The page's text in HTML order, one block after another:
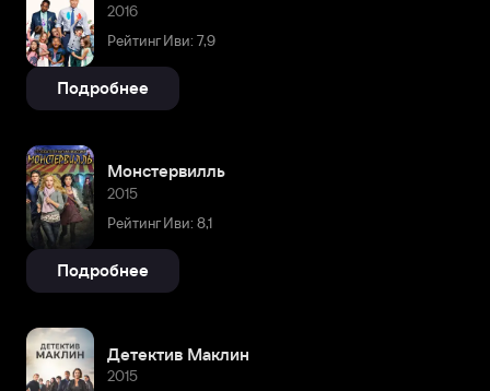
2016
Рейтинг Иви: 7,9
Подробнее
Монстервилль
2015
Рейтинг Иви: 8,1
Подробнее
Детектив Маклин
2015